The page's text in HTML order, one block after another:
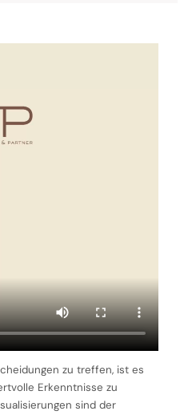
zu treffen, ist es
Erkenntnisse zu
sind der